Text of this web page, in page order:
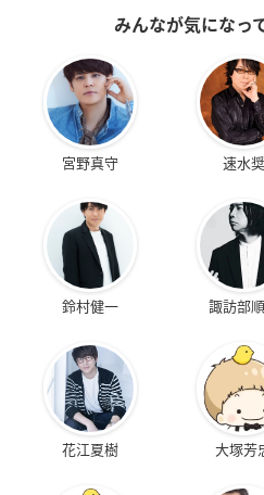
みんなが気になっ
宮野真守 速水奨
鈴村健一 諏訪部
花江夏樹 大塚芳